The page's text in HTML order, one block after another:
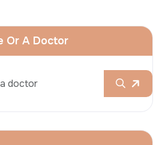
Or A Doctor